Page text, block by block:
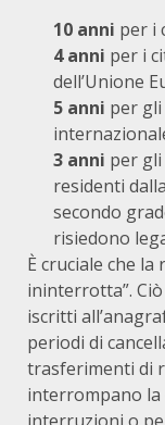
10 anni per i
4 anni per i
dell’Unione
5 anni per
3 anni per
residenti
secondo
risiedono
È cruciale che la
ininterrotta”.
iscritti
periodi di
trasferimenti di
interrompano la